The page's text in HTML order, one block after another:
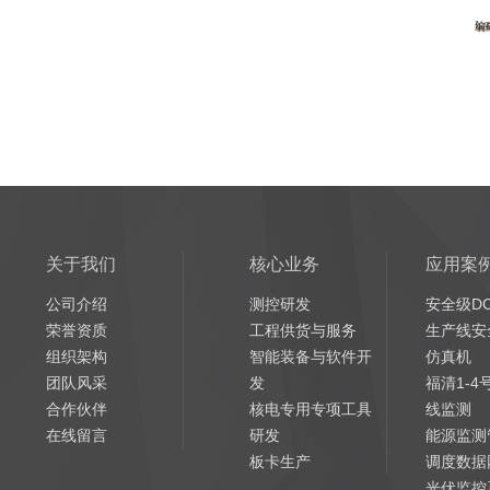
关于我们
公司介绍
荣誉资质
组织架构
团队风采
合作伙伴
在线留言
核心业务
测控研发
工程供货与服务
智能装备与软件开
发
核电专用专项工具
研发
板卡生产
应用案
安全级
生产线
仿真机
福清1-4
线监测
能源监
调度数据